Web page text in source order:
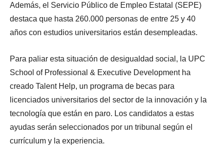
Además, el Servicio Público de Empleo Estatal (SEPE)
destaca que hasta 260.000 personas de entre 25 y 40
años con estudios universitarios están desempleadas.
Para paliar esta situación de desigualdad social, la UPC
School of Professional & Executive Development ha
creado Talent Help, un programa de becas para
licenciados universitarios del sector de la innovación y la
tecnología que están en paro. Los candidatos a estas
ayudas serán seleccionados por un tribunal según el
currículum y la experiencia.